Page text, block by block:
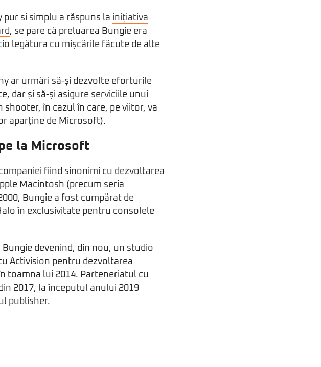
pur si simplu a răspuns la inițiativa
, se pare că preluarea Bungie era
legătura cu mișcările făcute de alte
ar urmări să-și dezvolte eforturile
dar și să-și asigure serviciile unui
în cazul în care, pe viitor, va
aparține de Microsoft).
la Microsoft
fiind sinonimi cu dezvoltarea
Macintosh (precum seria
Bungie a fost cumpărat de
în exclusivitate pentru consolele
devenind, din nou, un studio
Activision pentru dezvoltarea
toamna lui 2014. Parteneriatul cu
2017, la începutul anului 2019
publisher.